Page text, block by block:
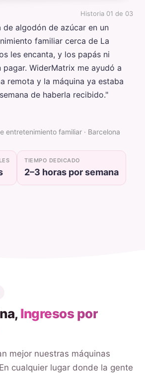
Historia 01 de 03
de algodón de azúcar en un
familiar cerca de La
les encanta, y los papás ni
pagar. WiderMatrix me ayudó a
remota y la máquina ya estaba
de haberla recibido."
entretenimiento familiar · Barcelona
TIEMPO DEDICADO
2–3 horas por semana
Ingresos por
mejor nuestras máquinas
cualquier lugar donde la gente